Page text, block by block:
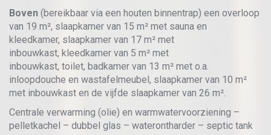
Boven (bereikbaar via een houten binnentrap) een overloop
van 19 m², slaapkamer van 15 m² met sauna en
kleedkamer, slaapkamer van 17 m² met
inbouwkast, kleedkamer van 5 m² met
inbouwkast, toilet, badkamer van 13 m² met o.a.
inloopdouche en wastafelmeubel, slaapkamer van 10 m²
met inbouwkast en de vijfde slaapkamer van 26 m².
Centrale verwarming (olie) en warmwatervoorziening –
pelletkachel – dubbel glas – waterontharder – septic tank